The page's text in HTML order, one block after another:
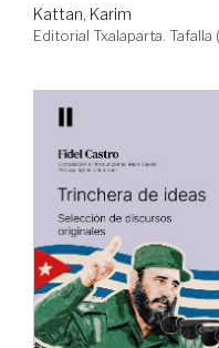
Kattan, Karim
Editorial Txalaparta. Tafalla